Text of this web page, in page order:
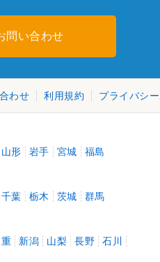
問い合わせ
わせ 利用規約 プライバシ
山形 岩手 宮城 福島
千葉 栃木 茨城 群馬
新潟 山梨 長野
石川